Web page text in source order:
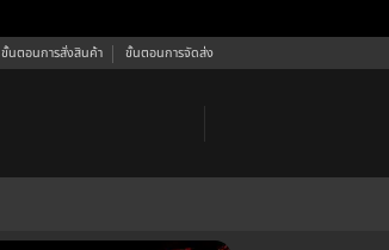
ขั้นตอนการสั่งสินค้า ขั้นตอนการจัดส่ง